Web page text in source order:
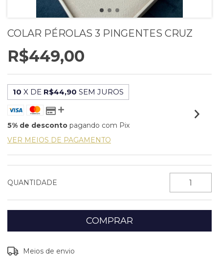
COLAR PÉROLAS 3 PINGENTES CRUZ
R$449,00
10 X DE R$44,90 SEM JUROS
5% de desconto pagando com Pix
VER MEIOS DE PAGAMENTO
QUANTIDADE
Entregas para o CEP:
Meios de envio